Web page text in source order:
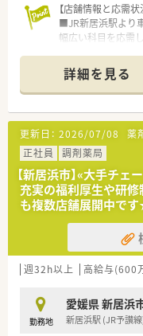
方
■ご家庭の状況に
長く働ける先をお
等々…少しでも気
■全店にバーコー
・過誤がおきた際
めず全社を上げて
きる調剤薬局です。
■2019年 0402通
トさせる為、調剤
た研修を受けた調
ださる環境作りを
■現場薬剤師のス
ションが御座いま
＜こんな方にもお
■チェーン薬局で
■残業少なめ、プ
■福利厚生や各種
などお気軽にお問
【店舗情報と応需状
■JR新居浜駅より
幅広い科目を応需し
たる診療科から受
■薬剤師は常勤5名
携して業務を行って
【募集背景と求め
■今後の施設調剤
伴い、積極的な増
■30代までの若手
して活躍が期待さ
■新たな業務へのチ
欲的な方を求めてい
【法人特徴について
■愛媛県内で地域
貢献を最重視して
的な姿勢を持ってい
■地元企業ならで
度を兼ね備えた安
詳細を見る
更新日： 2026/07/08 薬
正社員
調剤薬局
【新居浜市】«大手チ
充実の福利厚生や研修
も複数店舗展開中で
週32h以上 高給与(600
勤務地
愛媛県 新居浜
新居浜駅 (JR予讃